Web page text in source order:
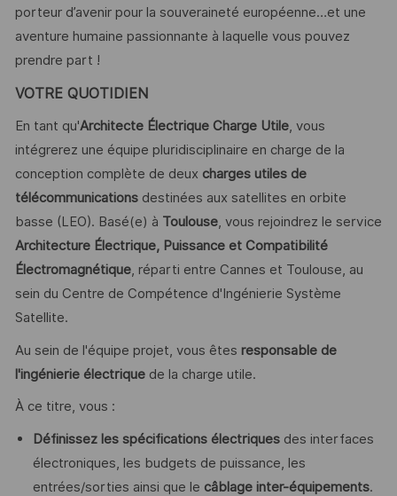
porteur d’avenir pour la souveraineté européenne…et une
aventure humaine passionnante à laquelle vous pouvez
prendre part !
VOTRE QUOTIDIEN
En tant qu'Architecte Électrique Charge Utile, vous
intégrerez une équipe pluridisciplinaire en charge de la
conception complète de deux charges utiles de
télécommunicationsdestinées aux satellites en orbite
basse (LEO). Basé(e) à Toulouse, vous rejoindrez le service
Architecture Électrique, Puissance et Compatibilité
Électromagnétique, réparti entre Cannes et Toulouse, au
sein du Centre de Compétence d'Ingénierie Système
Satellite.
Au sein de l'équipe projet, vous êtes responsable de
l'ingénierie électriquede la charge utile.
À ce titre, vous :
Définissez les spécifications électriquesdes interfaces
électroniques, les budgets de puissance, les
entrées/sorties ainsi que le câblage inter-équipements.